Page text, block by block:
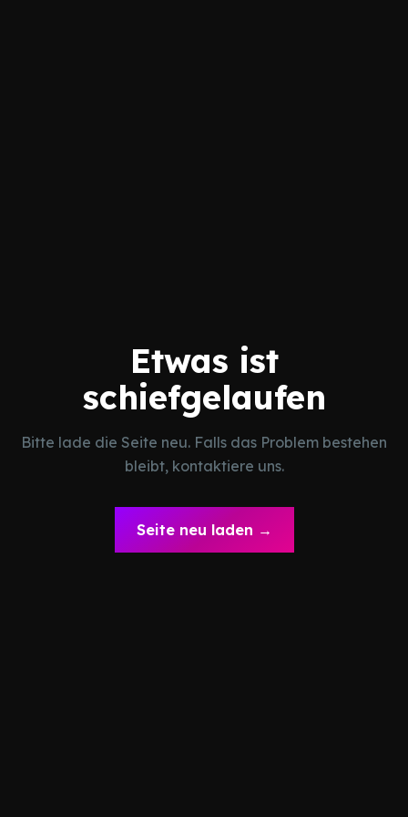
Etwas ist
schiefgelaufen
Bitte lade die Seite neu. Falls das Problem bestehen
bleibt, kontaktiere uns.
Seite neu laden →